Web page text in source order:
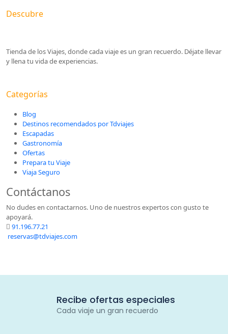
Descubre
Tienda de los Viajes, donde cada viaje es un gran recuerdo. Déjate llevar
y llena tu vida de experiencias.
Categorías
Blog
Destinos recomendados por Tdviajes
Escapadas
Gastronomía
Ofertas
Prepara tu Viaje
Viaja Seguro
Contáctanos
No dudes en contactarnos. Uno de nuestros expertos con gusto te
apoyará.
91.196.77.21
reservas@tdviajes.com
Recibe ofertas especiales
Cada viaje un gran recuerdo